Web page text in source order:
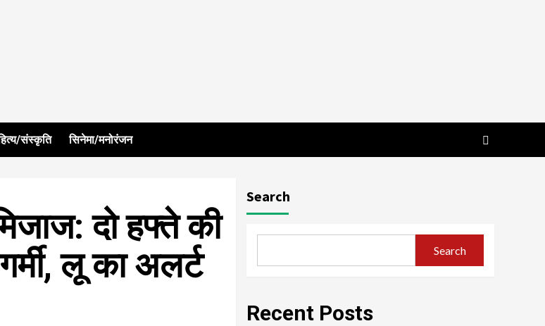
संस्कृति सिनेमा/मनोरंजन
दो हफ्ते की
लू का अलर्ट
Search
Search
Recent Posts